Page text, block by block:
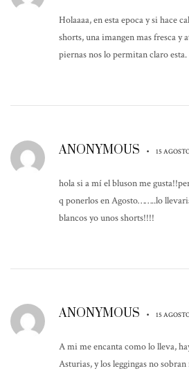
Holaaaa, en esta epoca y si hace
shorts, una imangen mas fresca y
piernas nos lo permitan claro
ANONYMOUS • 15
hola si a mí el bluson me
q ponerlos en Agosto……..lo
blancos yo unos shorts!!!!
ANONYMOUS • 15
A mi me encanta como lo lleva,
Asturias, y los leggingas no